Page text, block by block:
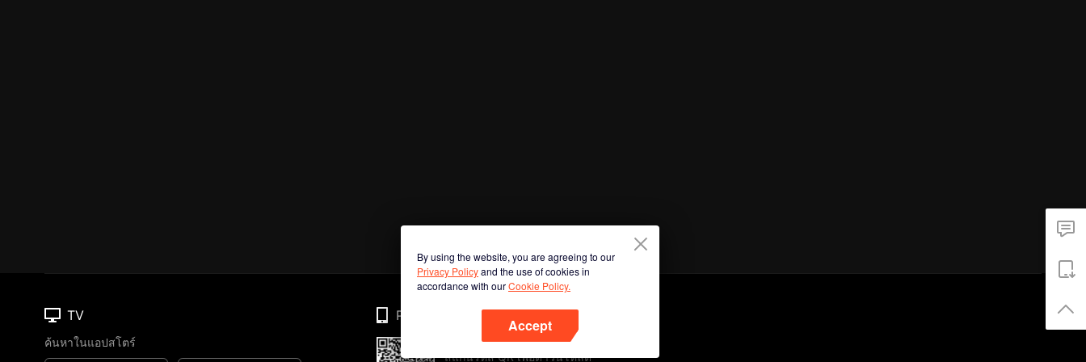
By using the website, you are agreeing to our
Privacy Policyand the use of cookies in
accordance with ourCookie Policy.
Accept
TV
ค้นหาในแอปสโตร์
Phone
สแกนรหัส QR เพื่อดาวน์โหลด